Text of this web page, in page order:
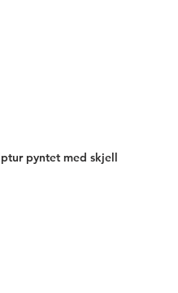
pyntet med skjell